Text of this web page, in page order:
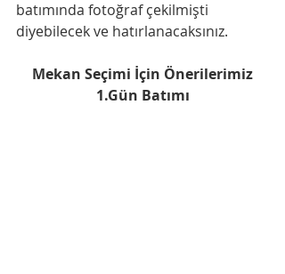
batımında fotoğraf çekilmişti
diyebilecek ve hatırlanacaksınız.
Mekan Seçimi İçin Önerilerimiz
1.Gün Batımı